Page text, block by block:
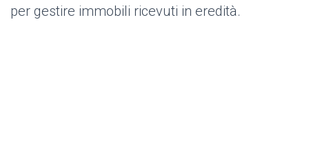
per gestire immobili ricevuti in eredità.